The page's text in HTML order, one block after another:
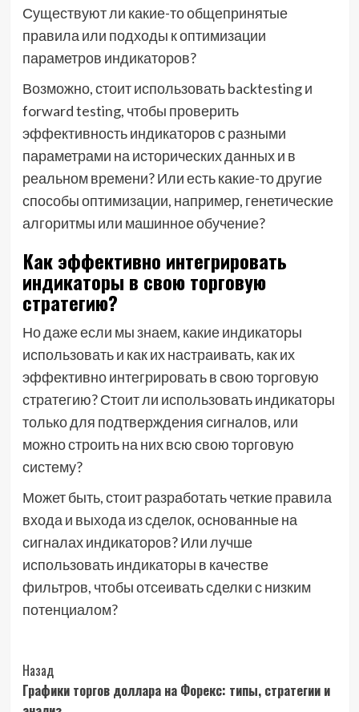
Существуют ли какие-то общепринятые
правила или подходы к оптимизации
параметров индикаторов?
Возможно, стоит использовать backtesting и
forward testing, чтобы проверить
эффективность индикаторов с разными
параметрами на исторических данных и в
реальном времени? Или есть какие-то другие
способы оптимизации, например, генетические
алгоритмы или машинное обучение?
Как эффективно интегрировать
индикаторы в свою торговую
стратегию?
Но даже если мы знаем, какие индикаторы
использовать и как их настраивать, как их
эффективно интегрировать в свою торговую
стратегию? Стоит ли использовать индикаторы
только для подтверждения сигналов, или
можно строить на них всю свою торговую
систему?
Может быть, стоит разработать четкие правила
входа и выхода из сделок, основанные на
сигналах индикаторов? Или лучше
использовать индикаторы в качестве
фильтров, чтобы отсеивать сделки с низким
потенциалом?
Post
Navigation
Назад
Графики торгов доллара на Форекс: типы, стратегии и